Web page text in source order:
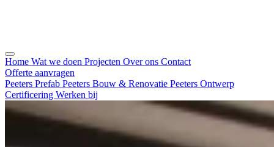
Home Wat we doen Projecten Over ons Contact
Offerte aanvragen
Peeters Prefab Peeters Bouw & Renovatie Peeters Ontwerp
Certificering Werken bij